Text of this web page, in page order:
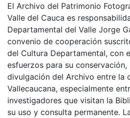
El Archivo del Patrimonio
Valle del Cauca es
Departamental del Valle Jorge
convenio de cooperación
del Cultura Departamental, con
esfuerzos para su
divulgación del Archivo entre la
Vallecaucana, especialmente
investigadores que visitan la
su uso y consulta permanente.